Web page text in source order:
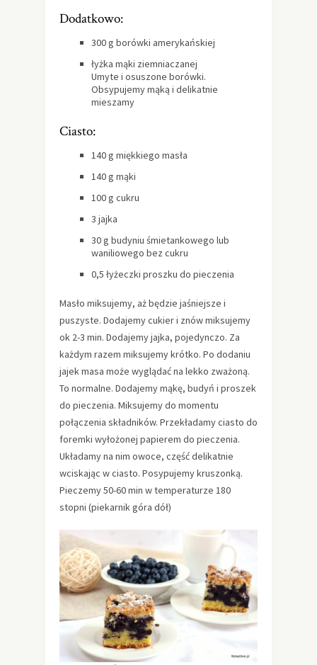
Dodatkowo:
300 g borówki amerykańskiej
łyżka mąki ziemniaczanej
Umyte i osuszone borówki.
Obsypujemy mąką i delikatnie
mieszamy
Ciasto:
140 g miękkiego masła
140 g mąki
100 g cukru
3 jajka
30 g budyniu śmietankowego lub
waniliowego bez cukru
0,5 łyżeczki proszku do pieczenia
Masło miksujemy, aż będzie jaśniejsze i
puszyste. Dodajemy cukier i znów miksujemy
ok 2-3 min. Dodajemy jajka, pojedynczo. Za
każdym razem miksujemy krótko. Po dodaniu
jajek masa może wyglądać na lekko zważoną.
To normalne. Dodajemy mąkę, budyń i proszek
do pieczenia. Miksujemy do momentu
połączenia składników. Przekładamy ciasto do
foremki wyłożonej papierem do pieczenia.
Układamy na nim owoce, część delikatnie
wciskając w ciasto. Posypujemy kruszonką.
Pieczemy 50-60 min w temperaturze 180
stopni (piekarnik góra dół)